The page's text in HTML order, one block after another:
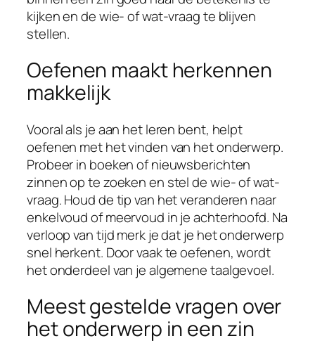
kijken en de wie- of wat-vraag te blijven
stellen.
Oefenen maakt herkennen
makkelijk
Vooral als je aan het leren bent, helpt
oefenen met het vinden van het onderwerp.
Probeer in boeken of nieuwsberichten
zinnen op te zoeken en stel de wie- of wat-
vraag. Houd de tip van het veranderen naar
enkelvoud of meervoud in je achterhoofd. Na
verloop van tijd merk je dat je het onderwerp
snel herkent. Door vaak te oefenen, wordt
het onderdeel van je algemene taalgevoel.
Meest gestelde vragen over
het onderwerp in een zin